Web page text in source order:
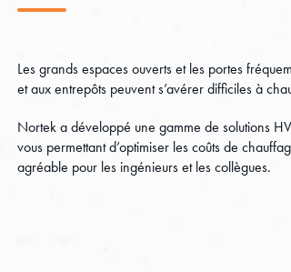
Les grands espaces ouverts et les portes
et aux entrepôts peuvent s’avérer difficiles à
Nortek a développé une gamme de solutions
vous permettant d’optimiser les coûts de
agréable pour les ingénieurs et les collègues.